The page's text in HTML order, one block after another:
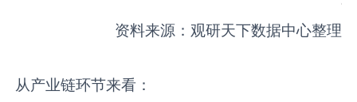
资料来源：观研天下数据中心整理
从产业链环节来看：